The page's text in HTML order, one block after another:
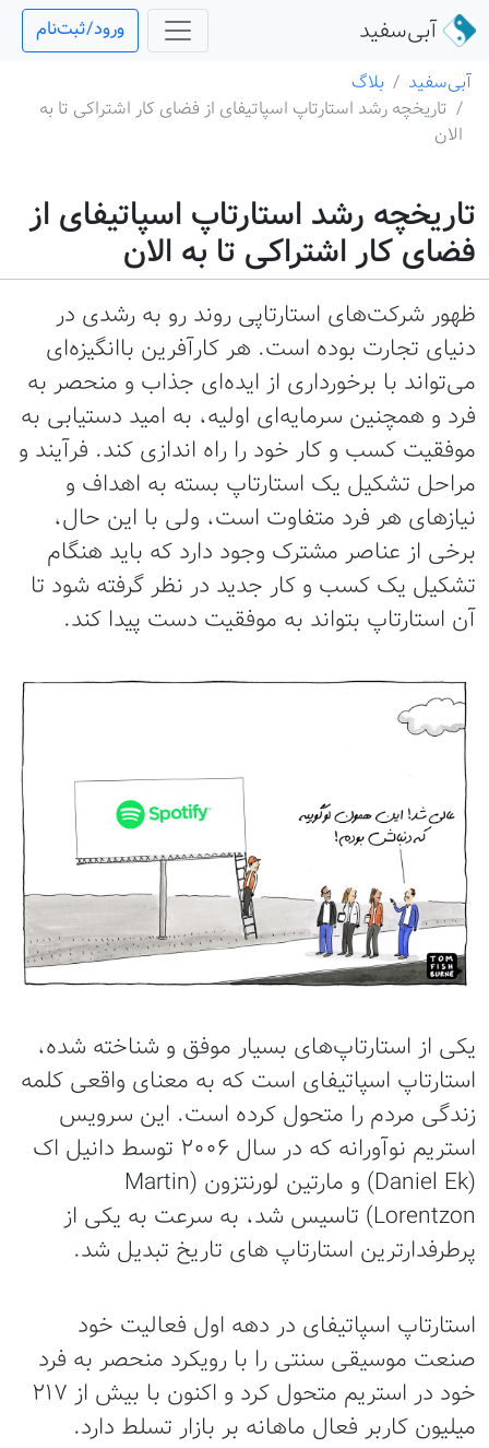
آبی‌سفید
ورود/ثبت‌نام
آبی‌سفید
بلاگ
تاریخچه رشد استارتاپ اسپاتیفای از فضای کار اشتراکی تا به
الان
تاریخچه رشد استارتاپ اسپاتیفای از
فضای کار اشتراکی تا به الان
ظهور شرکت‌های استارتاپی روند رو به رشدی در
دنیای تجارت بوده است. هر کارآفرین باانگیزه‌ای
می‌تواند با برخورداری از ایده‌ای جذاب و منحصر به
فرد و همچنین سرمایه‌ای اولیه، به امید دستیابی به
موفقیت کسب و کار خود را راه اندازی کند. فرآیند و
مراحل تشکیل یک استارتاپ بسته به اهداف و
نیازهای هر فرد متفاوت است، ولی با این حال،
برخی از عناصر مشترک وجود دارد که باید هنگام
تشکیل یک کسب و کار جدید در نظر گرفته شود تا
آن استارتاپ بتواند به موفقیت دست پیدا کند.
یکی از استارتاپ‌های بسیار موفق و شناخته شده،
استارتاپ اسپاتیفای است که به معنای واقعی کلمه
زندگی مردم را متحول کرده است. این سرویس
استریم نوآورانه که در سال 2006 توسط دانیل اک
(Daniel Ek) و مارتین لورنتزون (Martin
Lorentzon) تاسیس شد، به سرعت به یکی از
پرطرفدارترین استارتاپ های تاریخ تبدیل شد.
استارتاپ اسپاتیفای در دهه اول فعالیت خود
صنعت موسیقی سنتی را با رویکرد منحصر به فرد
خود در استریم متحول کرد و اکنون با بیش از 217
میلیون کاربر فعال ماهانه بر بازار تسلط دارد.